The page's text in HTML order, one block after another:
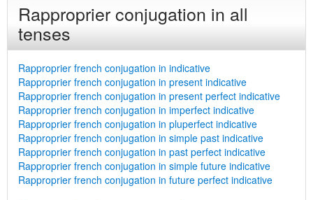
Rapproprier conjugation in all
tenses
Rapproprier french conjugation in indicative
Rapproprier french conjugation in present indicative
Rapproprier french conjugation in present perfect indicative
Rapproprier french conjugation in imperfect indicative
Rapproprier french conjugation in pluperfect indicative
Rapproprier french conjugation in simple past indicative
Rapproprier french conjugation in past perfect indicative
Rapproprier french conjugation in simple future indicative
Rapproprier french conjugation in future perfect indicative